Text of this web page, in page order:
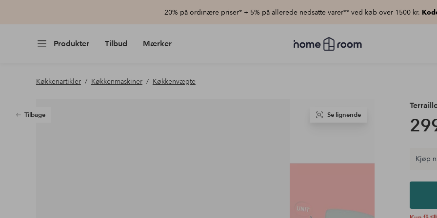
20% på ordinære priser* + 5% på allerede nedsatte varer** ved køb over 1500 kr.
Produkter Tilbud Mærker
Homeroom
–
Køkkenartikler Køkkenmaskiner Køkkenvægte
Tilbage Se lignende
Kjøp